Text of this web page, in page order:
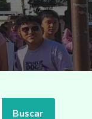
Buscar